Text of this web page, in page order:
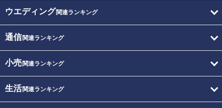
ウエディング関連ランキング
通信関連ランキング
小売関連ランキング
生活関連ランキング